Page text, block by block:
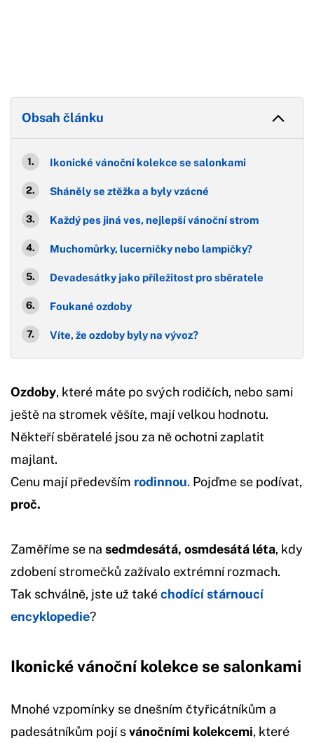
Obsah článku
Ikonické vánoční kolekce se salonkami
Sháněly se ztěžka a byly vzácné
Každý pes jiná ves, nejlepší vánoční strom
Muchomůrky, lucerničky nebo lampičky?
Devadesátky jako příležitost pro sběratele
Foukané ozdoby
Víte, že ozdoby byly na vývoz?
Ozdoby, které máte po svých rodičích, nebo sami
ještě na stromek věšíte, mají velkou hodnotu.
Někteří sběratelé jsou za ně ochotni zaplatit
majlant.
Cenu mají především rodinnou. Pojďme se podívat,
proč.
Zaměříme se na sedmdesátá, osmdesátá léta, kdy
zdobení stromečků zažívalo extrémní rozmach.
Tak schválně, jste už takéchodící stárnoucí
encyklopedie?
Ikonické vánoční kolekce se salonkami
Mnohé vzpomínky se dnešním čtyřicátníkům a
padesátníkům pojí svánočními kolekcemi, které